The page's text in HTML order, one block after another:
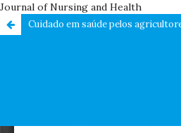
Journal of Nursing and Health